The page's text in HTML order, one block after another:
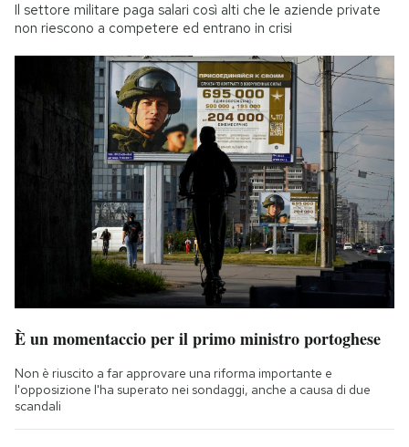
Il settore militare paga salari così alti che le aziende private
non riescono a competere ed entrano in crisi
È un momentaccio per il primo ministro portoghese
Non è riuscito a far approvare una riforma importante e
l'opposizione l'ha superato nei sondaggi, anche a causa di due
scandali